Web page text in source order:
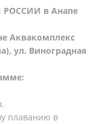
РОССИИ в Анапе
Аквакомплекс
ул. Виноградная
плаванию в